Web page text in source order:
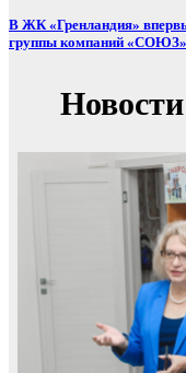
В ЖК «Гренландия»
группы компаний «СОЮЗ»